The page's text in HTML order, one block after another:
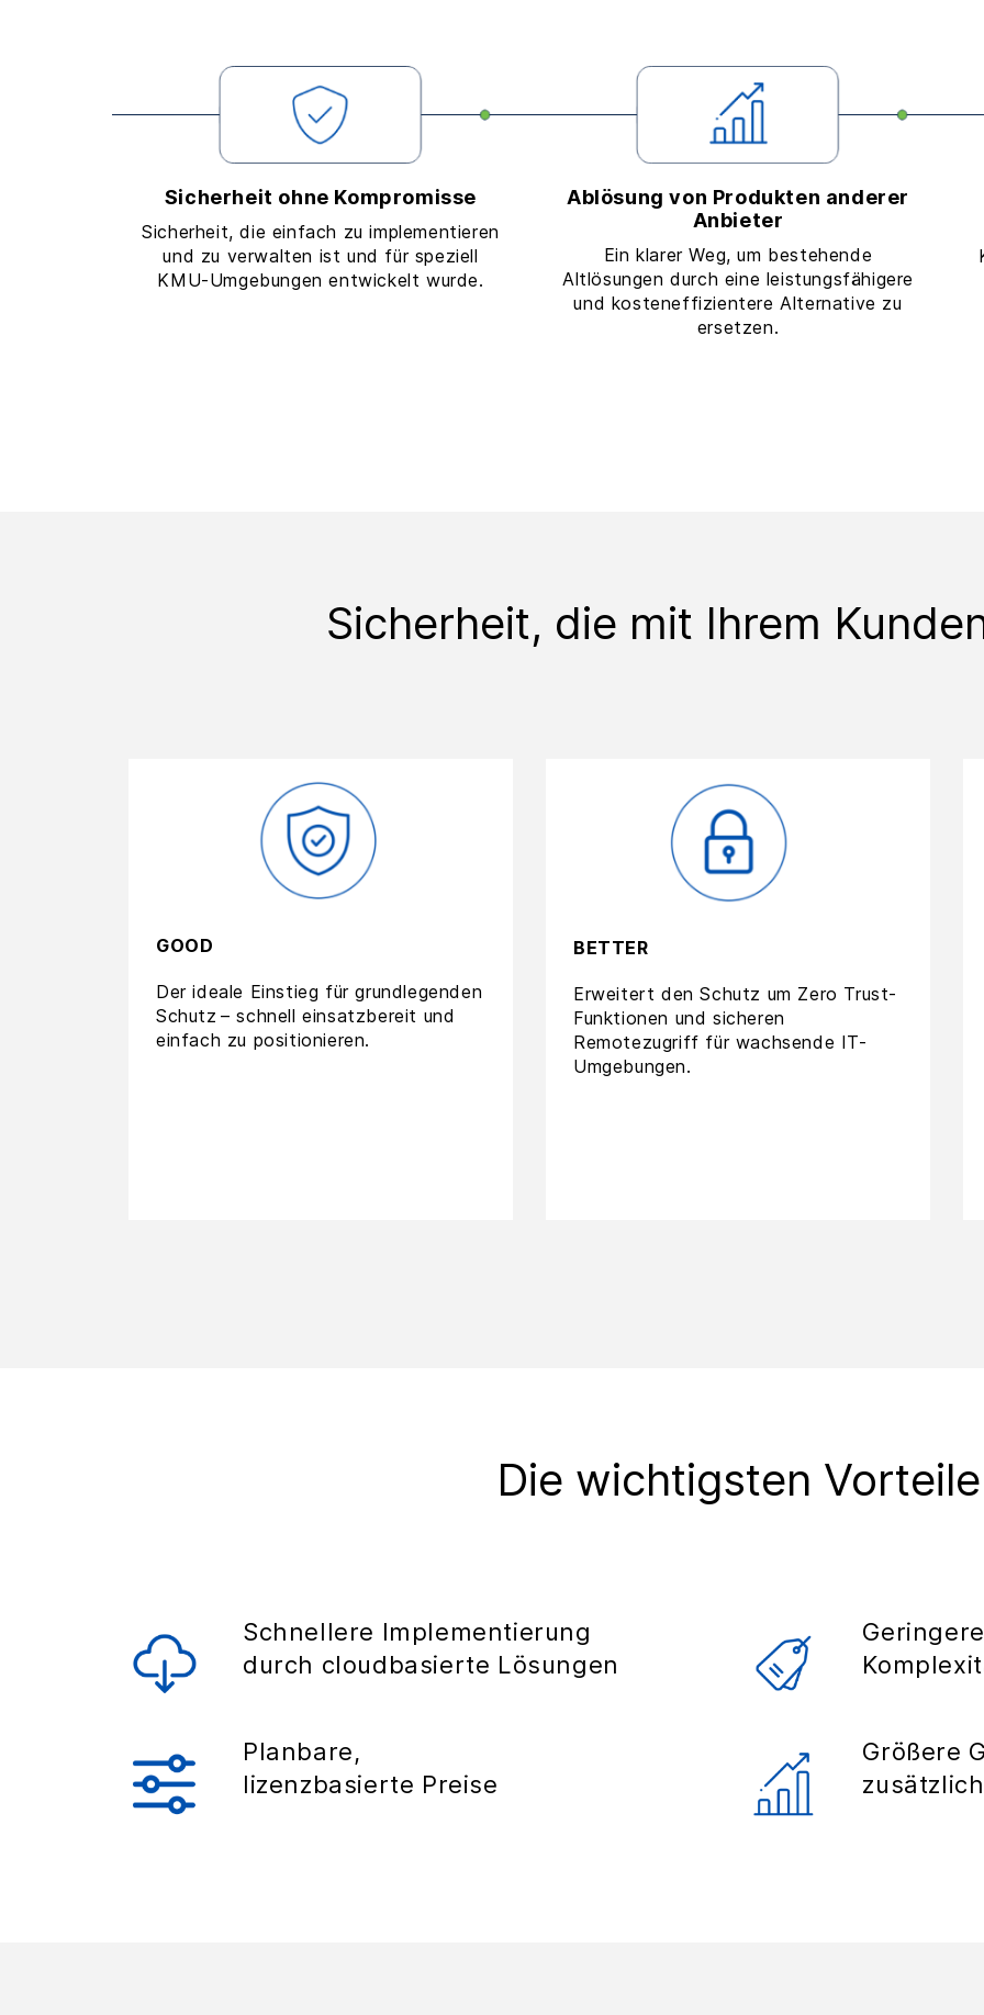
Sicherheit ohne Kompromisse
Sicherheit, die einfach zu implementieren
und zu verwalten ist und für speziell
KMU-Umgebungen entwickelt wurde.
Ablösung von Produkten anderer
Anbieter
Ein klarer Weg, um bestehende
Altlösungen durch eine leistungsfähigere
und kosteneffizientere Alternative zu
ersetzen.
Sicherheit, die mit Ihrem
GOOD
Der ideale Einstieg für grundlegenden
Schutz – schnell einsatzbereit und
einfach zu positionieren.
BETTER
Erweitert den Schutz um Zero Trust-
Funktionen und sicheren
Remotezugriff für wachsende IT-
Umgebungen.
Die wichtigsten Vorteile
Schnellere Implementierung
durch cloudbasierte Lösungen
Geringere
Planbare,
lizenzbasierte Preise
Größere